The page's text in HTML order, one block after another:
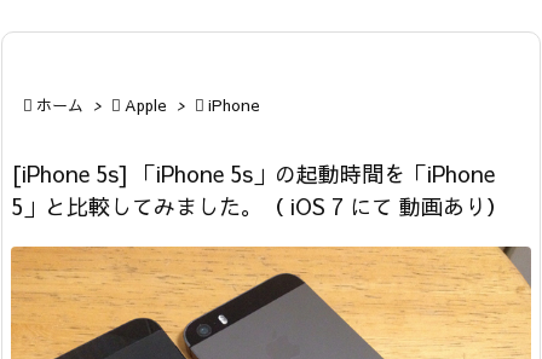
 ホーム >  Apple >  iPhone
[iPhone 5s] 「iPhone 5s」の起動時間を「iPhone
5」と比較してみました。（ iOS 7 にて 動画あり）